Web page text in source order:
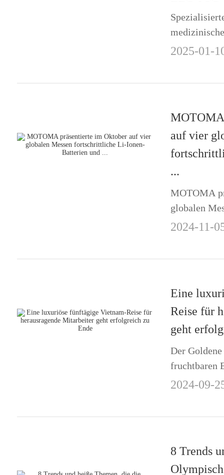
Rekorder
2025-01-
auf vier
...
MOTOMA
globalen
Batterien
2024-11-
Eine
Reise für
geht
Der
fruchtbaren
Jubiläum
2024-09-
8 Trends